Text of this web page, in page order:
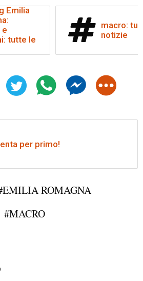
Emilia
e
tutte le
macro:
notizie
per primo!
ROMAGNA
#MACRO